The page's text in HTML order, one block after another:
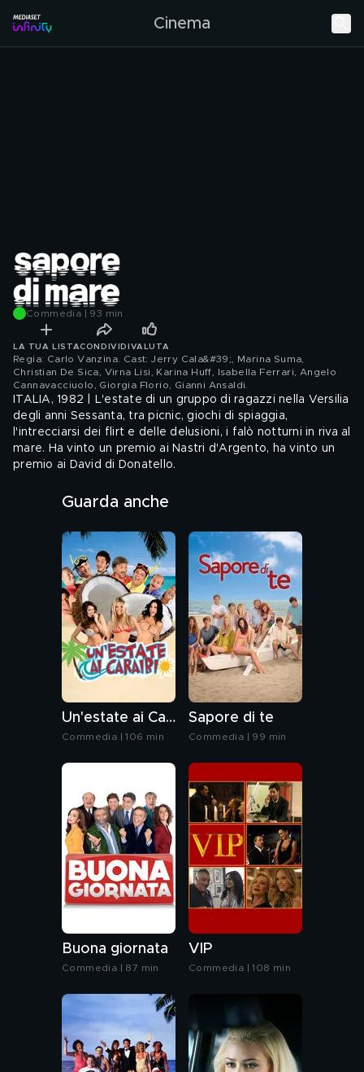
Cinema
Commedia | 93 min
LA TUA LISTACONDIVIDI VALUTA
Regia: Carlo Vanzina. Cast: Jerry Cala&#39;, Marina Suma,
Christian De Sica, Virna Lisi, Karina Huff, Isabella Ferrari, Angelo
Cannavacciuolo, Giorgia Florio, Gianni Ansaldi
ITALIA, 1982 | L'estate di un gruppo di ragazzi nella Versilia
degli anni Sessanta, tra picnic, giochi di spiaggia,
l'intrecciarsi dei flirt e delle delusioni, i falò notturni in riva al
mare. Ha vinto un premio ai Nastri d'Argento, ha vinto un
premio ai David di Donatello.
Guarda anche
Un'estate ai Caraibi
Commedia | 106 min
Sapore di te
Commedia | 99 min
Buona giornata
Commedia | 87 min
VIP
Commedia | 108 min